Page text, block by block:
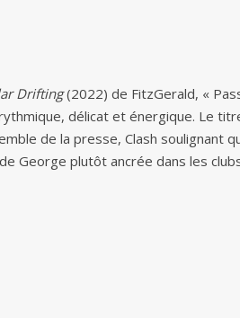
Drifting(2022) de FitzGerald, «
délicat et énergique. Le
de la presse, Clash soulignant
George plutôt ancrée dans les